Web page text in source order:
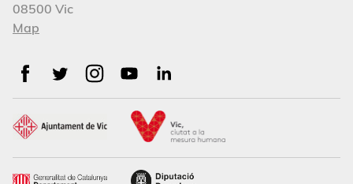
08500 Vic
Map